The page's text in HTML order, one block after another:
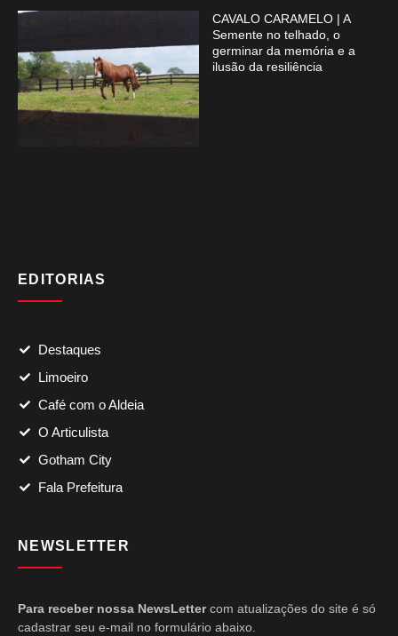
CAVALO CARAMELO | A
Semente no telhado, o
germinar da memória e a
ilusão da resiliência
EDITORIAS
Destaques
Limoeiro
Café com o Aldeia
O Articulista
Gotham City
Fala Prefeitura
NEWSLETTER
Para receber nossa NewsLettercom atualizações do site é só
cadastrar seu e-mail no formulário abaixo.